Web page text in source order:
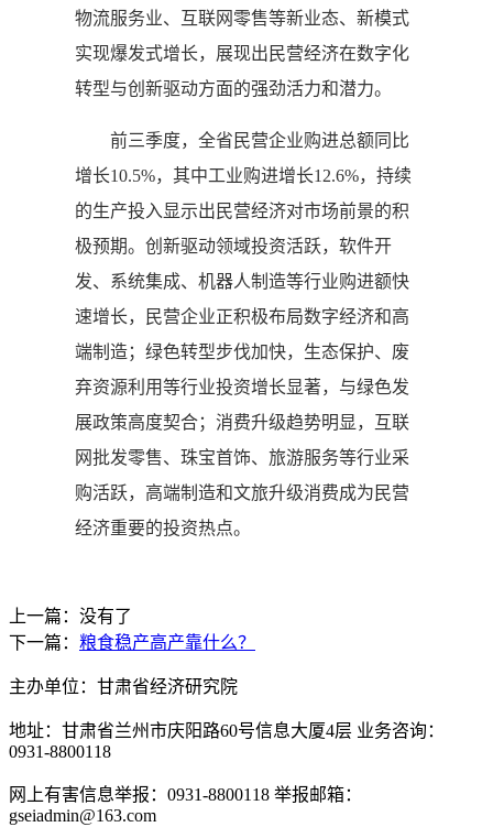
物流服务业、互联网零售等新业态、新模式
实现爆发式增长，展现出民营经济在数字化
转型与创新驱动方面的强劲活力和潜力。
前三季度，全省民营企业购进总额同比
增长10.5%，其中工业购进增长12.6%，持续
的生产投入显示出民营经济对市场前景的积
极预期。创新驱动领域投资活跃，软件开
发、系统集成、机器人制造等行业购进额快
速增长，民营企业正积极布局数字经济和高
端制造；绿色转型步伐加快，生态保护、废
弃资源利用等行业投资增长显著，与绿色发
展政策高度契合；消费升级趋势明显，互联
网批发零售、珠宝首饰、旅游服务等行业采
购活跃，高端制造和文旅升级消费成为民营
经济重要的投资热点。
上一篇：没有了
下一篇： 粮食稳产高产靠什么？
主办单位：甘肃省经济研究院
地址：甘肃省兰州市庆阳路60号信息大厦4层 业务咨询：
0931-8800118
网上有害信息举报：0931-8800118 举报邮箱：
gseiadmin@163.com